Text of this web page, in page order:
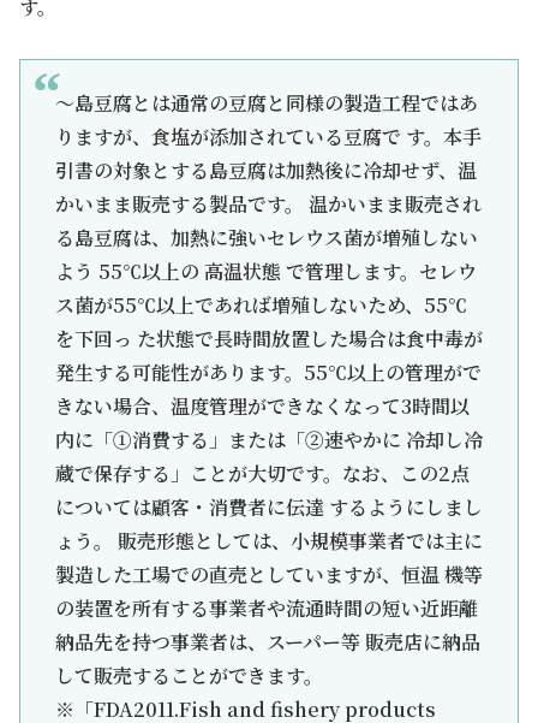
す。
～島豆腐とは通常の豆腐と同様の製造工程ではあ
りますが、食塩が添加されている豆腐で す。本手
引書の対象とする島豆腐は加熱後に冷却せず、温
かいまま販売する製品です。 温かいまま販売され
る島豆腐は、加熱に強いセレウス菌が増殖しない
よう 55℃以上の 高温状態 で管理します。セレウ
ス菌が55℃以上であれば増殖しないため、55℃
を下回っ た状態で長時間放置した場合は食中毒が
発生する可能性があります。55℃以上の管理がで
きない場合、温度管理ができなくなって3時間以
内に「①消費する」または「②速やかに 冷却し冷
蔵で保存する」ことが大切です。なお、この2点
については顧客・消費者に伝達 するようにしまし
ょう。 販売形態としては、小規模事業者では主に
製造した工場での直売としていますが、恒温 機等
の装置を所有する事業者や流通時間の短い近距離
納品先を持つ事業者は、スーパー等 販売店に納品
して販売することができます。
※「FDA2011.Fish and fishery products